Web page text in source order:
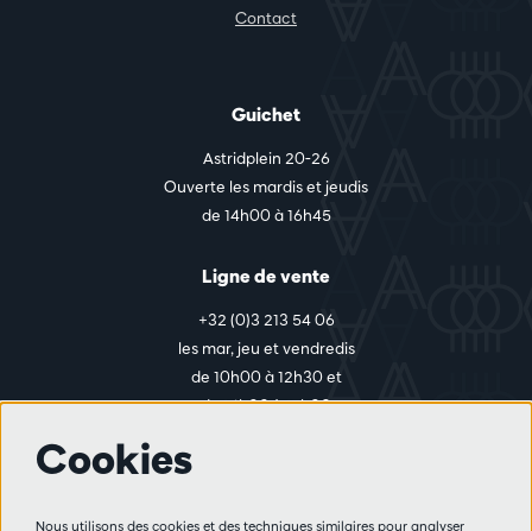
Contact
Guichet
Astridplein 20-26
Ouverte les mardis et jeudis
de 14h00 à 16h45
Ligne de vente
+32 (0)3 213 54 06
les mar, jeu et vendredis
de 10h00 à 12h30 et
de 14h00 à 17h00
Cookies
Nous utilisons des cookies et des techniques similaires pour analyser